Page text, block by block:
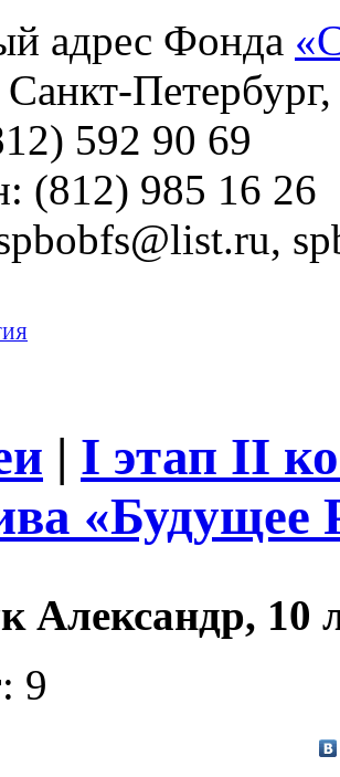
адрес Фонда
592 90 69
(812) 985 16 26
| I этап II
«Будущее
Александр, 10
9